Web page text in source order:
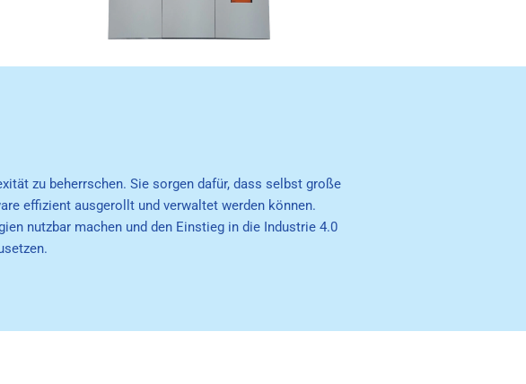
zu beherrschen. Sie sorgen dafür, dass selbst große
effizient ausgerollt und verwaltet werden können.
nutzbar machen und den Einstieg in die Industrie 4.0